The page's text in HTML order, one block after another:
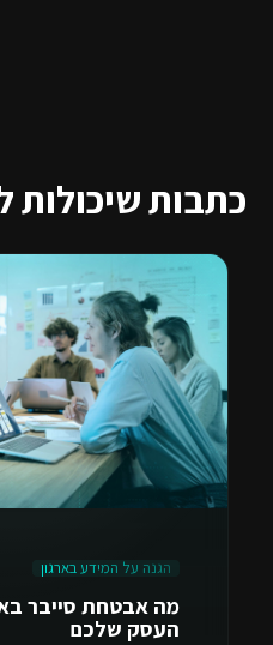
כתבות שיכולות
הגנה על המידע בארגון
מה אבטחת סייבר
העסק שלכם